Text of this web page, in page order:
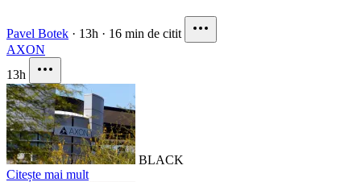
Pavel Botek · 13h · 16 min de citit
AXON
13h
BLACK
Citește mai mult